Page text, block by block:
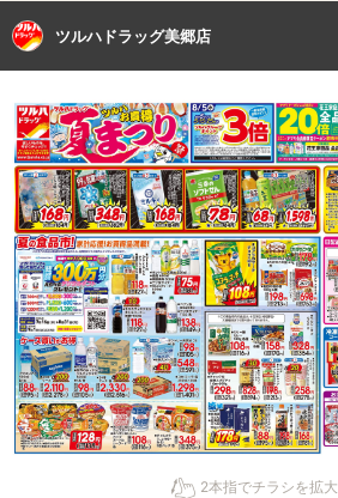
ツルハドラッグ美郷店
2本指でチラシを拡大